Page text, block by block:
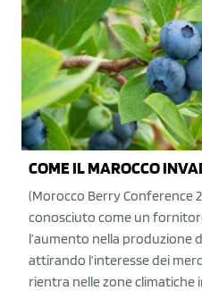
COME IL MAROCCO
(Morocco Berry Conference
conosciuto come un
l’aumento nella produzione
attirando l’interesse dei
rientra nelle zone climatiche